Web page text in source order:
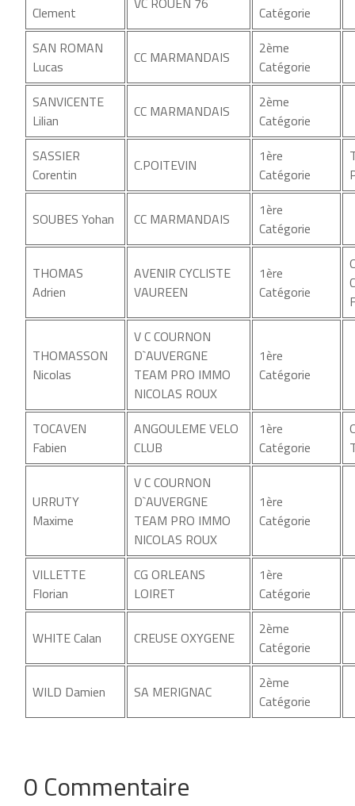
Clement
Catégorie
SAN ROMAN
Lucas
CC MARMANDAIS
2ème
Catégorie
SANVICENTE
Lilian
CC MARMANDAIS
2ème
Catégorie
SASSIER
Corentin
C.POITEVIN
1ère
Catégorie
SOUBES Yohan CC MARMANDAIS
1ère
Catégorie
THOMAS
Adrien
AVENIR CYCLISTE
VAUREEN
1ère
Catégorie
THOMASSON
Nicolas
V C COURNON
D`AUVERGNE
TEAM PRO IMMO
NICOLAS ROUX
1ère
Catégorie
TOCAVEN
Fabien
ANGOULEME VELO
CLUB
1ère
Catégorie
URRUTY
Maxime
V C COURNON
D`AUVERGNE
TEAM PRO IMMO
NICOLAS ROUX
1ère
Catégorie
VILLETTE
Florian
CG ORLEANS
LOIRET
1ère
Catégorie
WHITE Calan CREUSE OXYGENE
2ème
Catégorie
WILD Damien SA MERIGNAC
2ème
Catégorie
0 Commentaire